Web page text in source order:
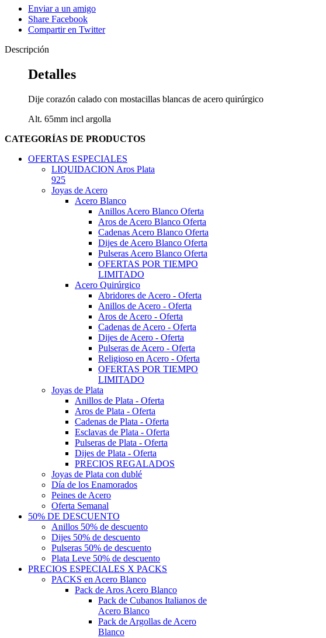
Enviar a un amigo
Share Facebook
Compartir en Twitter
Descripción
Detalles
Dije corazón calado con mostacillas blancas de acero quirúrgico
Alt. 65mm incl argolla
CATEGORÍAS DE PRODUCTOS
OFERTAS ESPECIALES
LIQUIDACION Aros Plata
925
Joyas de Acero
Acero Blanco
Anillos Acero Blanco Oferta
Aros de Acero Blanco Oferta
Cadenas Acero Blanco Oferta
Dijes de Acero Blanco Oferta
Pulseras Acero Blanco Oferta
OFERTAS POR TIEMPO
LIMITADO
Acero Quirúrgico
Abridores de Acero - Oferta
Anillos de Acero - Oferta
Aros de Acero - Oferta
Cadenas de Acero - Oferta
Dijes de Acero - Oferta
Pulseras de Acero - Oferta
Religioso en Acero - Oferta
OFERTAS POR TIEMPO
LIMITADO
Joyas de Plata
Anillos de Plata - Oferta
Aros de Plata - Oferta
Cadenas de Plata - Oferta
Esclavas de Plata - Oferta
Pulseras de Plata - Oferta
Dijes de Plata - Oferta
PRECIOS REGALADOS
Joyas de Plata con dublé
Día de los Enamorados
Peines de Acero
Oferta Semanal
50% DE DESCUENTO
Anillos 50% de descuento
Dijes 50% de descuento
Pulseras 50% de descuento
Plata Leve 50% de descuento
PRECIOS ESPECIALES X PACKS
PACKS en Acero Blanco
Pack de Aros Acero Blanco
Pack de Cubanos Italianos de
Acero Blanco
Pack de Argollas de Acero
Blanco